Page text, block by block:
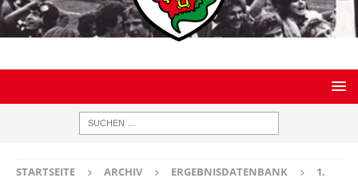
STARTSEITE ARCHIV ERGEBNISDATENBANK
1.